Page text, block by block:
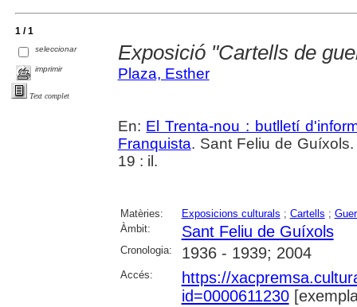
1 / 1
seleccionar
imprimir
Text complet
Exposició "Cartells de
Plaza, Esther
En: El Trenta-nou : butlletí
Franquista. Sant Feliu de
19 : il.
Matèries: Exposicions culturals ; Cartells ;
Àmbit:
Sant Feliu de Guíxols
Cronologia: 1936 - 1939; 2004
Accés:
https://
id=0000611230